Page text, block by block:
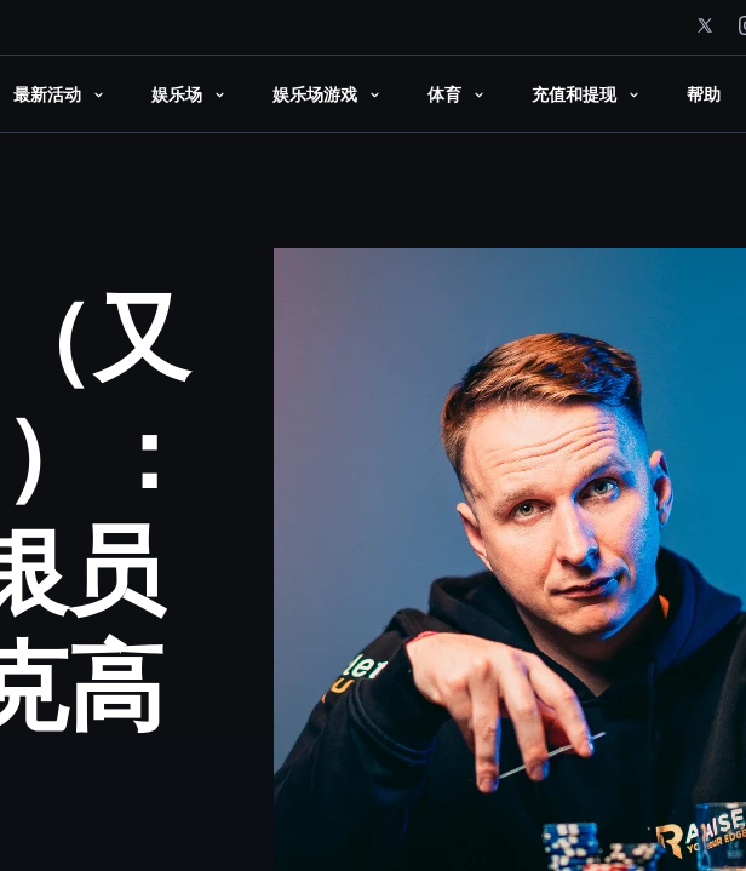
最新活动 娱乐场 娱乐场游戏 体育 充值和提现 帮助
又
：
员
高